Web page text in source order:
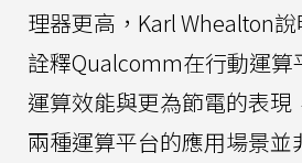
理器更高，Karl Whealton
詮釋Qualcomm在行動運算
運算效能與更為節電的表現
兩種運算平台的應用場景並